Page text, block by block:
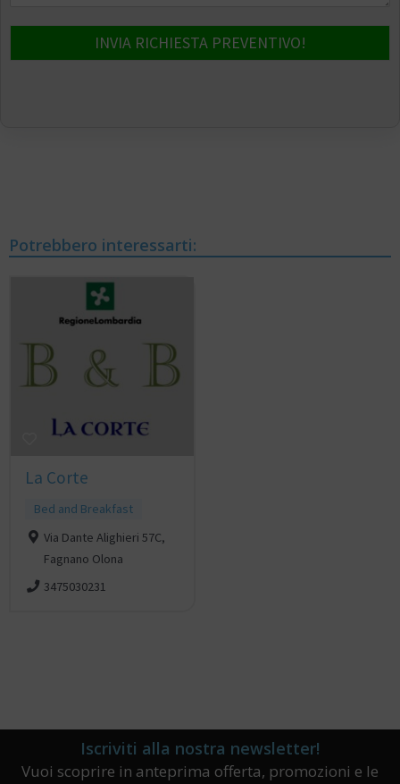
INVIA RICHIESTA PREVENTIVO!
Potrebbero interessarti:
La Corte
Bed and Breakfast
Via Dante Alighieri 57C,
Fagnano Olona
3475030231
Iscriviti alla nostra newsletter!
Vuoi scoprire in anteprima offerta, promozioni e le